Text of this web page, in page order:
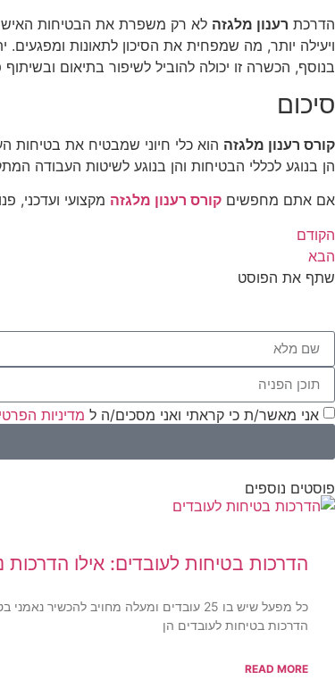
הדרכת רענון מלגזה לא רק משפרת את הבטיחות
ויעילה יותר, מה שמפחית את הסיכון לתאונות ומפגעים.
בנוסף, הכשרה זו יכולה להוביל לשיפור בתיאום
סיכום
קורס רענון מלגזה הוא כלי חיוני שמבטיח את בטיחות
הן בנוגע לכללי הבטיחות והן בנוגע לשיטות העבודה
אם אתם מחפשים קורס רענון מלגזה מקצועי ועדכני,
הקודם
הבא
שתף את הפוסט
אני מאשר/ת כי קראתי ואני מסכים/ה ל מדיניות
פוסטים נוספים
הדרכות בטיחות לעובדים: אילו
כל מפעל שיש בו 25 עובדים ומעלה מחויב
הדרכות בטיחות לעובדים הן
READ MORE